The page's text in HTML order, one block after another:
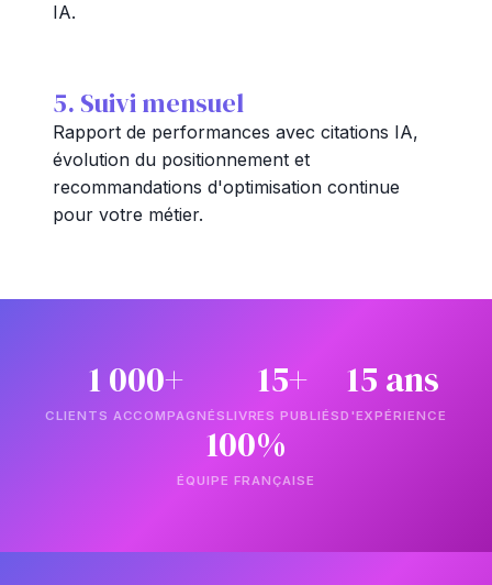
IA.
5. Suivi mensuel
Rapport de performances avec citations IA,
évolution du positionnement et
recommandations d'optimisation continue
pour votre métier.
1 000+
CLIENTS ACCOMPAGNÉS
15+
LIVRES PUBLIÉS
15 ans
D'EXPÉRIENCE
100%
ÉQUIPE FRANÇAISE